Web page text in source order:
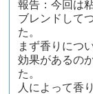
報告：今回は
ブレンドして
た。
まず香りにつ
効果があるの
た。
人によって香